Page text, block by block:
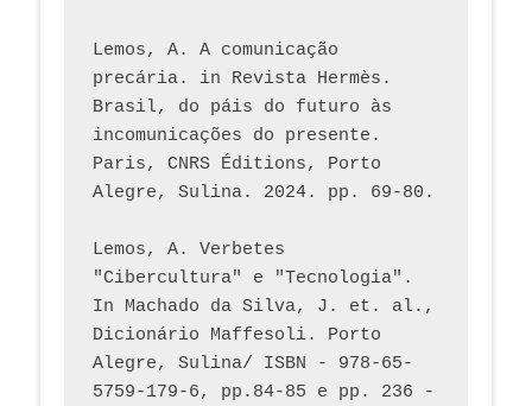
Lemos, A. A comunicação
precária. in Revista Hermès.
Brasil, do páis do futuro às
incomunicações do presente.
Paris, CNRS Éditions, Porto
Lemos, A. Verbetes
"Cibercultura" e "Tecnologia".
In Machado da Silva, J. et. al.,
Dicionário Maffesoli. Porto
Alegre, Sulina/ ISBN - 978-65-
5759-179-6, pp.84-85 e pp. 236 -